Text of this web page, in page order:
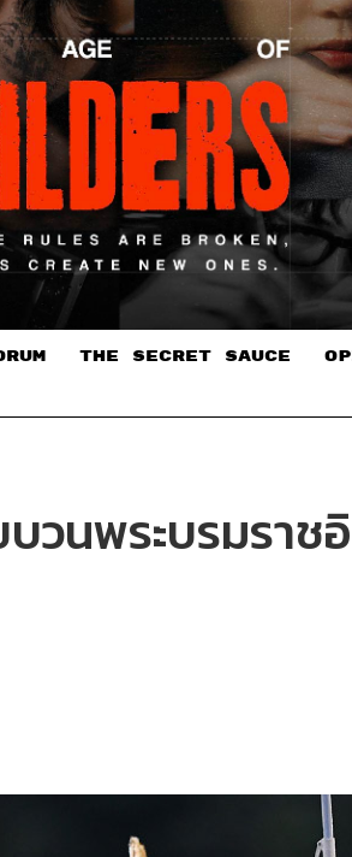
THE SECRET SAUCE​
วนพระบรมรา